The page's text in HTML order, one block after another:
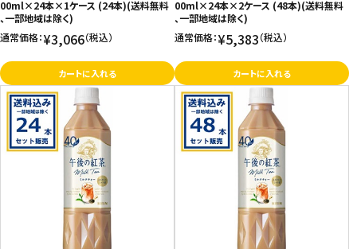
00ml×24本×1ケース (24本)(送料無料
、一部地域は除く)
通常価格：¥3,066（税込）
カートに入れる
00ml×24本×2ケース (48本)(送料無料
、一部地域は除く)
通常価格：¥5,383（税込）
カートに入れる